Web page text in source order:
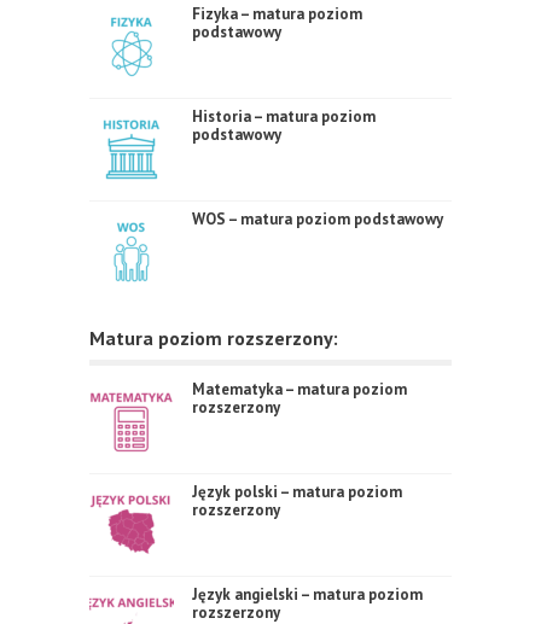
Fizyka – matura poziom
podstawowy
Historia – matura poziom
podstawowy
WOS – matura poziom podstawowy
Matura poziom rozszerzony:
Matematyka – matura poziom
rozszerzony
Język polski – matura poziom
rozszerzony
Język angielski – matura poziom
rozszerzony